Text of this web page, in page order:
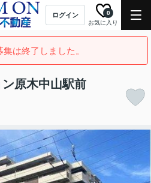
ログイン
お気に入り
0
は終了しました。
原木中山駅前